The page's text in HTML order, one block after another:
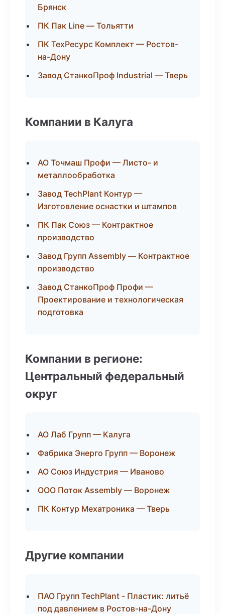
Брянск
ПК Пак Line — Тольятти
ПК ТехРесурс Комплект — Ростов-
на-Дону
Завод СтанкоПроф Industrial — Тверь
Компании в Калуга
АО Точмаш Профи — Листо- и
металлообработка
Завод TechPlant Контур —
Изготовление оснастки и штампов
ПК Пак Союз — Контрактное
производство
Завод Групп Assembly — Контрактное
производство
Завод СтанкоПроф Профи —
Проектирование и технологическая
подготовка
Компании в регионе:
Центральный федеральный
округ
АО Лаб Групп — Калуга
Фабрика Энерго Групп — Воронеж
АО Союз Индустрия — Иваново
ООО Поток Assembly — Воронеж
ПК Контур Мехатроника — Тверь
Другие компании
ПАО Групп TechPlant - Пластик: литьё
под давлением в Ростов-на-Дону